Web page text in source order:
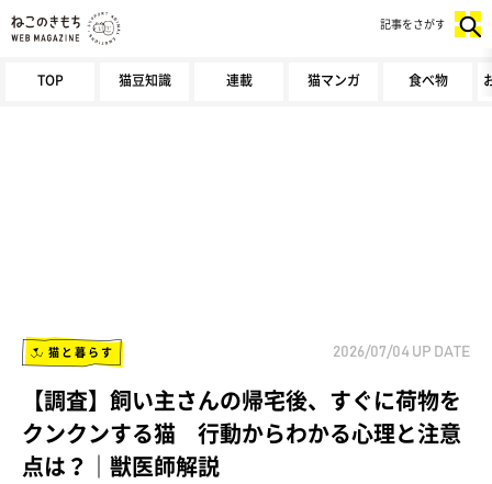
TOP 猫豆知識 連載 猫マンガ 食べ物
記事をさがす
猫と暮らす 2026/07/04 UP DATE
【調査】飼い主さんの帰宅後、すぐに荷物を
クンクンする猫 行動からわかる心理と注意
点は？｜獣医師解説